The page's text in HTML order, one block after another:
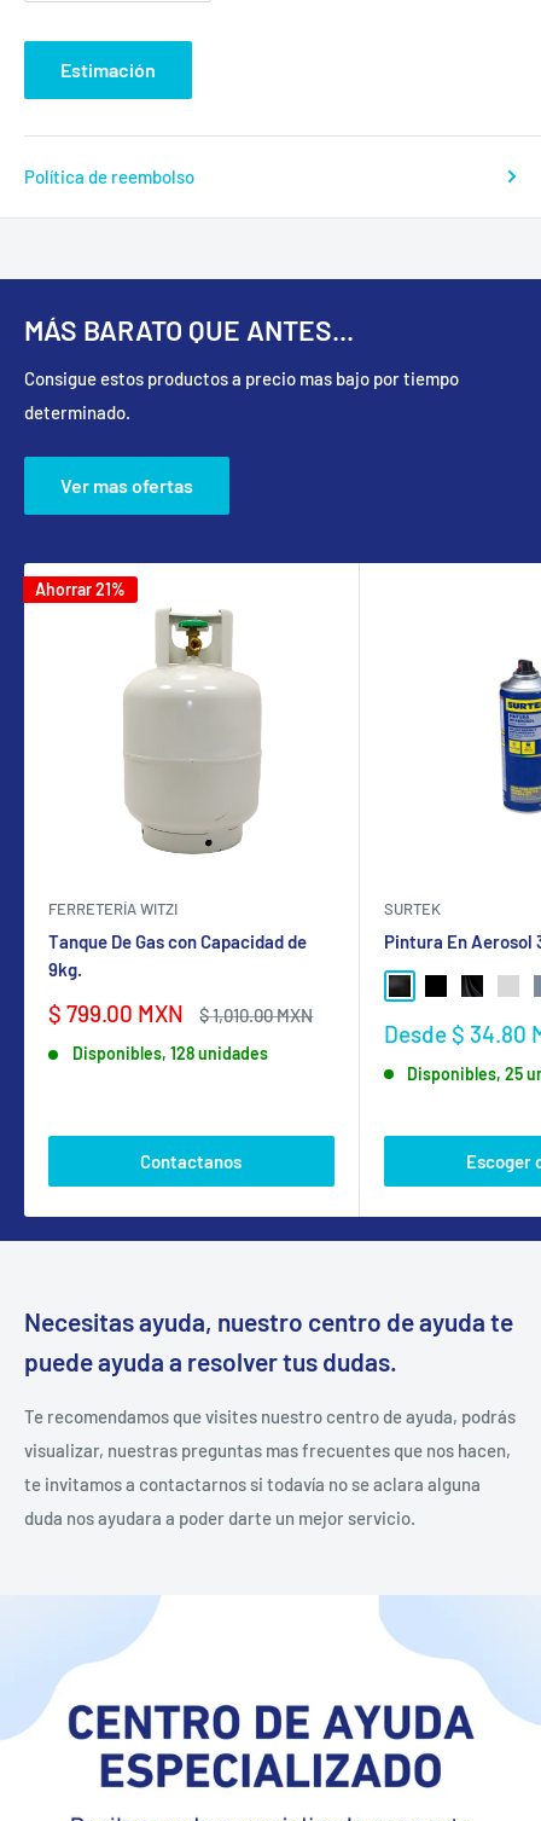
Estimación
Política de reembolso
MÁS BARATO QUE ANTES...
Consigue estos productos a precio mas bajo por tiempo
determinado.
Ver mas ofertas
Ahorrar 21%
FERRETERÍA WITZI
Tanque De Gas con Capacidad de
9kg.
Precio
venta
$ 799.00 MXN
Precio
$ 1,010.00 MXN
Disponibles, 128 unidades
Contactanos
SURTEK
Pintura En Aerosol
NEGRO BRILLANTE
NEGRO MATE
NEGRO
Precio
venta
Desde $ 34.80
Disponibles, 25
Escoger
Necesitas ayuda, nuestro centro de ayuda te
puede ayuda a resolver tus dudas.
Te recomendamos que visites nuestro centro de ayuda, podrás
visualizar, nuestras preguntas mas frecuentes que nos hacen,
te invitamos a contactarnos si todavía no se aclara alguna
duda nos ayudara a poder darte un mejor servicio.